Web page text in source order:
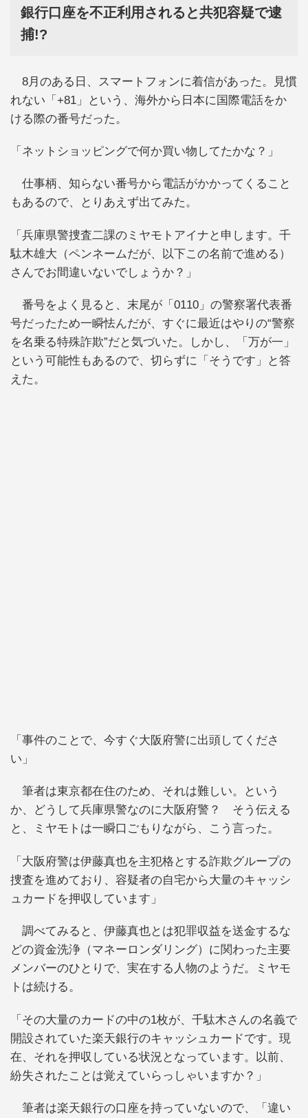
銀行口座を不正利用されると共犯容疑で逮
捕!?
8月のある日、スマートフォンに着信があった。見慣
れない「+81」という、海外から日本に国際電話をか
ける際の番号だった。
「ネットショッピングで何か買い物してたかな？」
仕事柄、知らない番号から電話がかかってくること
もあるので、とりあえず出てみた。
「兵庫県警捜査二課のミヤモトアイナと申します。千
駄木雄大（ペンネームだが、以下この名前で進める）
さんでお間違いないでしょうか？」
番号をよく見ると、末尾が「0110」の警察署代表番
号だったため一瞬怯んだが、すぐに最近はやりの“警察
を名乗る特殊詐欺”だと気づいた。しかし、「万が一」
という可能性もあるので、切らずに「そうです」と答
えた。
「事件のことで、今すぐ大阪府警に出頭してくださ
い」
筆者は東京都在住のため、それは難しい。という
か、どうして兵庫県警なのに大阪府警？ そう伝える
と、ミヤモトは一瞬口ごもりながら、こう言った。
「大阪府警は伊藤真也を主犯格とする詐欺グループの
捜査を進めており、容疑者の自宅から大量のキャッシ
ュカードを押収しています」
調べてみると、伊藤真也とは犯罪収益を送金するな
どの資金洗浄（マネーロンダリング）に関わった主要
メンバーのひとりで、実在する人物のようだ。ミヤモ
トは続ける。
「その大量のカードの中の1枚が、千駄木さんの名義で
開設されていた楽天銀行のキャッシュカードです。現
在、それを押収している状況となっています。以前、
紛失されたことは覚えていらっしゃいますか？」
筆者は楽天銀行の口座を持っていないので、「違い